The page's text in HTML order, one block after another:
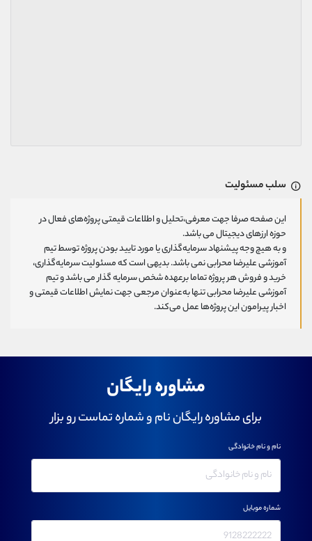
سلب مسئولیت
این صفحه صرفا جهت معرفی،تحلیل و اطلاعات قیمتی پروژه‌های فعال در
حوزه ارزهای دیجیتال می باشد.
و به هیچ وجه پیشنهاد سرمایه‌گذاری یا مورد تایید بودن پروژه توسط تیم
آموزشی علیرضا محرابی نمی باشد. بدیهی است که مسئولیت سرمایه‌گذاری،
خرید و فروش هر پروژه تماما برعهده شخص سرمایه گذار می باشد و تیم
آموزشی علیرضا محرابی تنها به‌عنوان مرجعی جهت نمایش اطلاعات قیمتی و
اخبار پیرامون این پروژه‌‌ها عمل می‌کند.
مشاوره رایگان
برای مشاوره رایگان نام و شماره تماست رو بزار
نام و نام خانوادگی
شماره موبایل